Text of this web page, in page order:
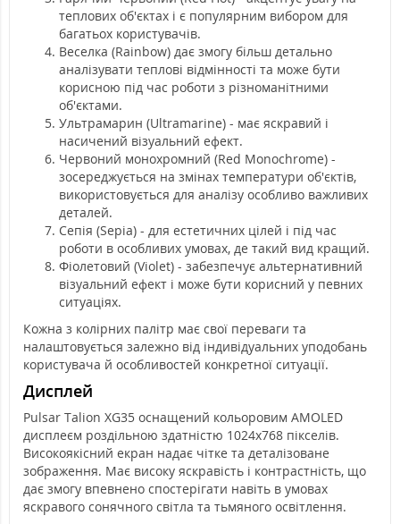
теплових об'єктах і є популярним вибором для
багатьох користувачів.
Веселка (Rainbow) дає змогу більш детально
аналізувати теплові відмінності та може бути
корисною під час роботи з різноманітними
об'єктами.
Ультрамарин (Ultramarine) - має яскравий і
насичений візуальний ефект.
Червоний монохромний (Red Monochrome) -
зосереджується на змінах температури об'єктів,
використовується для аналізу особливо важливих
деталей.
Сепія (Sepia) - для естетичних цілей і під час
роботи в особливих умовах, де такий вид кращий.
Фіолетовий (Violet) - забезпечує альтернативний
візуальний ефект і може бути корисний у певних
ситуаціях.
Кожна з колірних палітр має свої переваги та
налаштовується залежно від індивідуальних уподобань
користувача й особливостей конкретної ситуації.
Дисплей
Pulsar Talion XG35 оснащений кольоровим AMOLED
дисплеєм роздільною здатністю 1024x768 пікселів.
Високоякісний екран надає чітке та деталізоване
зображення. Має високу яскравість і контрастність, що
дає змогу впевнено спостерігати навіть в умовах
яскравого сонячного світла та тьмяного освітлення.